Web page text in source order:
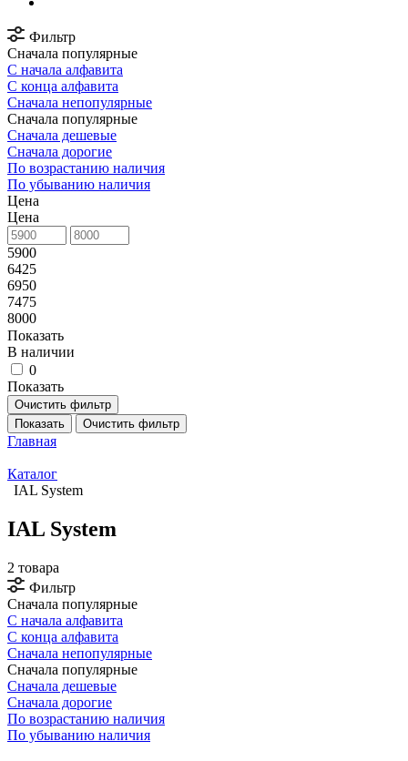
Фильтр
Сначала популярные
С начала алфавита
С конца алфавита
Сначала непопулярные
Сначала популярные
Сначала дешевые
Сначала дорогие
По возрастанию наличия
По убыванию наличия
Цена
Цена
5900
6425
6950
7475
8000
Показать
В наличии
0
Показать
Очистить фильтр
Показать
Очистить фильтр
Главная
Каталог
IAL System
IAL System
2 товара
Фильтр
Сначала популярные
С начала алфавита
С конца алфавита
Сначала непопулярные
Сначала популярные
Сначала дешевые
Сначала дорогие
По возрастанию наличия
По убыванию наличия